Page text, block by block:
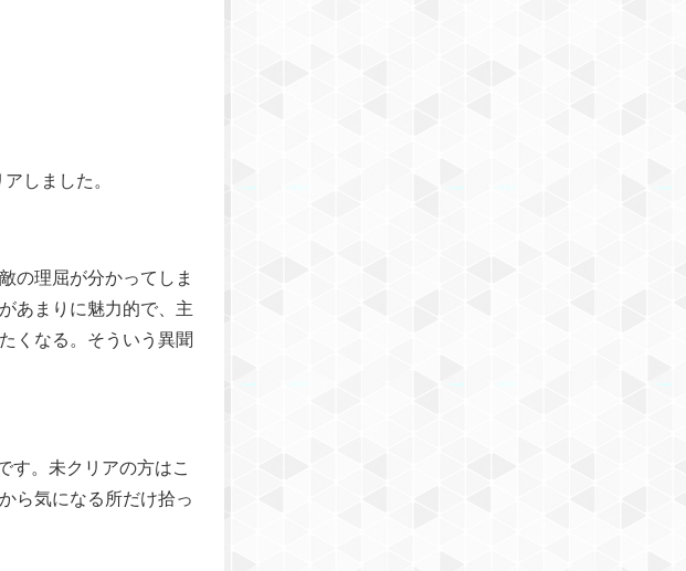
しました。
の理屈が分かってしま
あまりに魅力的で、主
くなる。そういう異聞
す。未クリアの方はこ
ら気になる所だけ拾っ